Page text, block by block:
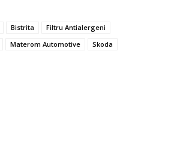
Bistrita
Filtru Antialergeni
Materom Automotive Skoda